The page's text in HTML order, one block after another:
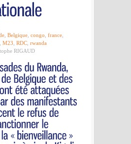
Belgique congo france
M23 RDC rwanda
RIGAUD